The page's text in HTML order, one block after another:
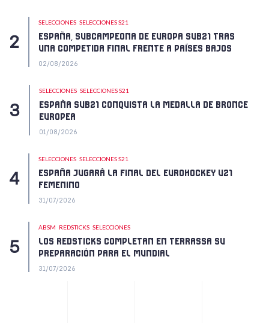
SELECCIONES SELECCIONES S21
ESPAÑA, SUBCAMPEONA DE EUROPA SUB21 TRAS
UNA COMPETIDA FINAL FRENTE A PAÍSES BAJOS
02/08/2026
SELECCIONES SELECCIONES S21
ESPAÑA SUB21 CONQUISTA LA MEDALLA DE BRONCE
EUROPEA
01/08/2026
SELECCIONES SELECCIONES S21
ESPAÑA JUGARÁ LA FINAL DEL EUROHOCKEY U21
FEMENINO
31/07/2026
ABSM REDSTICKS SELECCIONES
LOS REDSTICKS COMPLETAN EN TERRASSA SU
PREPARACIÓN PARA EL MUNDIAL
31/07/2026